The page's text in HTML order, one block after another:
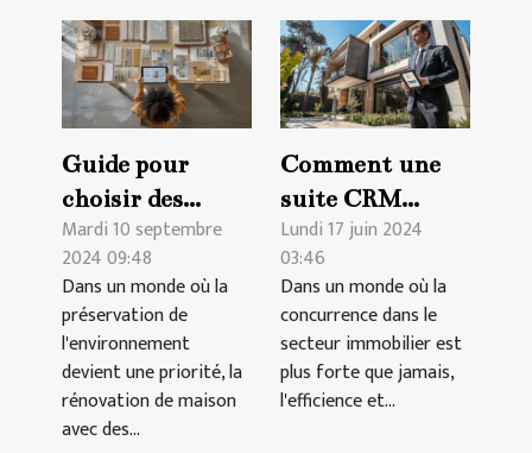
Guide pour
choisir des
matériaux
durables pour la
rénovation de
maison en 2024
Mardi 10 septembre
2024 09:48
Dans un monde où la
préservation de
l'environnement
devient une priorité, la
rénovation de maison
avec des...
Comment une
suite CRM
spécifique au
secteur
immobilier peut
transformer
votre agence
Lundi 17 juin 2024
03:46
Dans un monde où la
concurrence dans le
secteur immobilier est
plus forte que jamais,
l'efficience et...